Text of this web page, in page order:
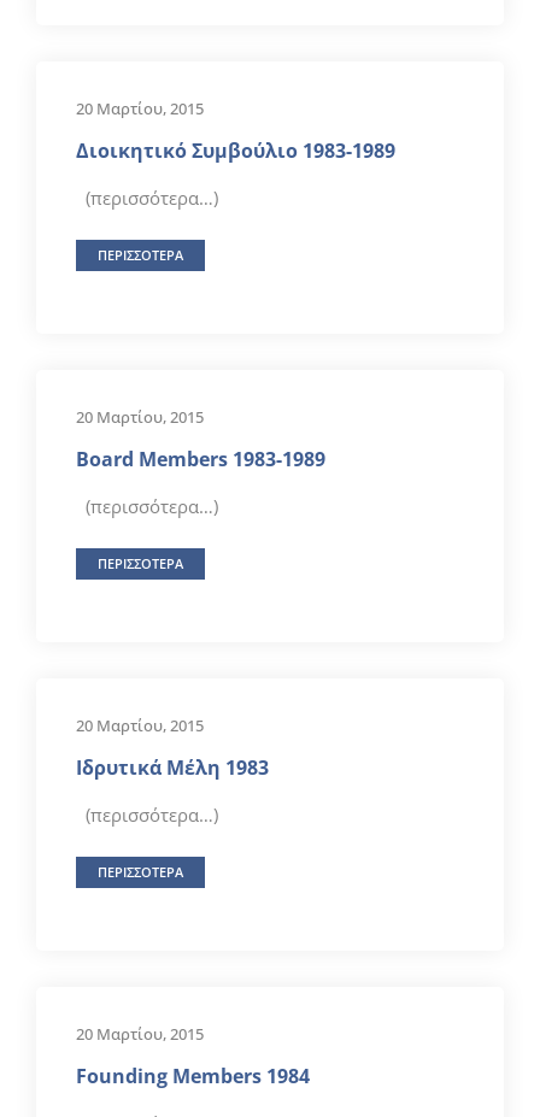
20 Μαρτίου, 2015
Διοικητικό Συμβούλιο 1983-1989
(περισσότερα…)
ΠΕΡΙΣΣΟΤΕΡΑ
20 Μαρτίου, 2015
Βoard Μembers 1983-1989
(περισσότερα…)
ΠΕΡΙΣΣΟΤΕΡΑ
20 Μαρτίου, 2015
Ιδρυτικά Μέλη 1983
(περισσότερα…)
ΠΕΡΙΣΣΟΤΕΡΑ
20 Μαρτίου, 2015
Founding Members 1984